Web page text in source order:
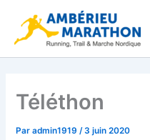
contenu
Téléthon
Paradmin1919/3 juin 2020